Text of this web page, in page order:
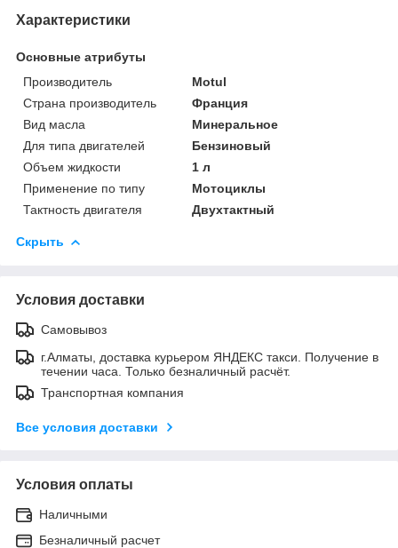
Характеристики
Основные атрибуты
Производитель
Motul
Страна производитель
Франция
Вид масла
Минеральное
Для типа двигателей
Бензиновый
Объем жидкости
1 л
Применение по типу
Мотоциклы
Тактность двигателя
Двухтактный
Скрыть
Условия доставки
Самовывоз
г.Алматы, доставка курьером ЯНДЕКС такси. Получение в
течении часа. Только безналичный расчёт.
Транспортная компания
Все условия доставки
Условия оплаты
Наличными
Безналичный расчет